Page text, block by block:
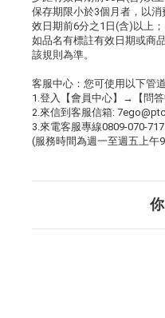
保存期限小於3個月者，以
效日期前6分之1日(含)以上；
如品名有標註有效日期或商
該規則為準。
客服中心：您可使用以下管
1.登入【會員中心】→【問
2.來信到客服信箱:
3.來電客服專線0809-070-717
(服務時間為週一至週五上午